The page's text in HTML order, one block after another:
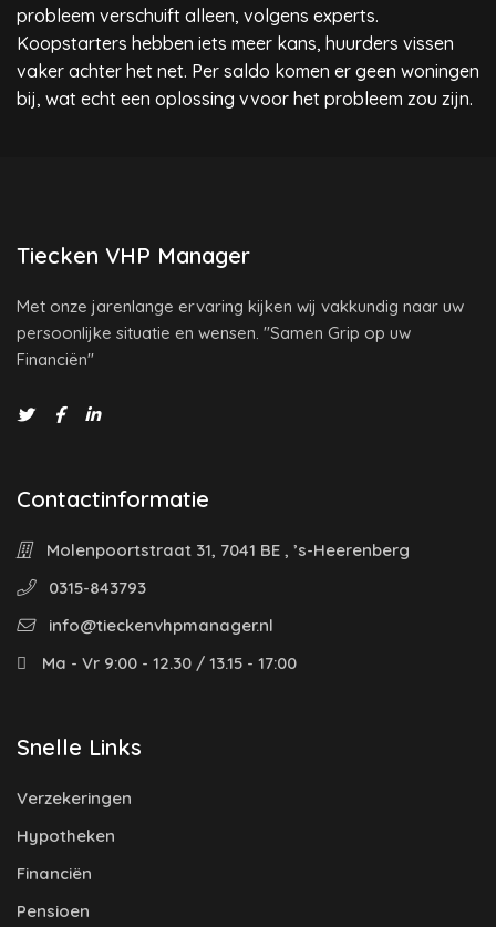
probleem verschuift alleen, volgens experts.
Koopstarters hebben iets meer kans, huurders vissen
vaker achter het net. Per saldo komen er geen woningen
bij, wat echt een oplossing vvoor het probleem zou zijn.
Tiecken VHP Manager
Met onze jarenlange ervaring kijken wij vakkundig naar uw
persoonlijke situatie en wensen. "Samen Grip op uw
Financiën"
Contactinformatie
Molenpoortstraat 31, 7041 BE , ’s-Heerenberg
0315-843793
info@tieckenvhpmanager.nl
Ma - Vr 9:00 - 12.30 / 13.15 - 17:00
Snelle Links
Verzekeringen
Hypotheken
Financiën
Pensioen